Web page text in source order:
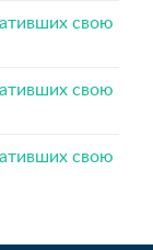
свою
свою
свою